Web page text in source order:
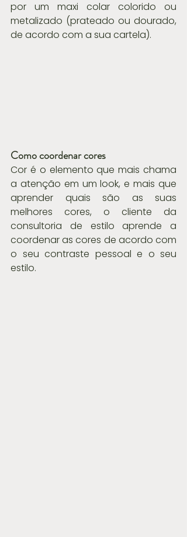
por um maxi colar colorido ou
metalizado (prateado ou dourado,
de acordo com a sua cartela).
Como coordenar cores
Cor é o elemento que mais chama
a atenção em um look, e mais que
aprender quais são as suas
melhores cores, o cliente da
consultoria de estilo aprende a
coordenar as cores de acordo com
o seu contraste pessoal e o seu
estilo.